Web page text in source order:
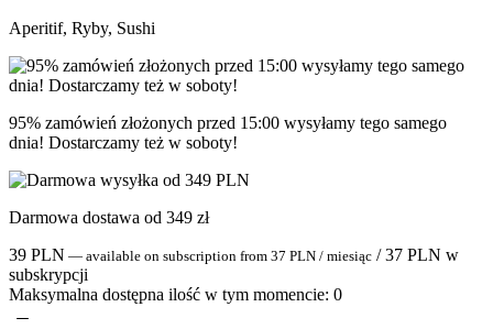
Aperitif, Ryby, Sushi
95% zamówień złożonych przed 15:00 wysyłamy tego samego
dnia! Dostarczamy też w soboty!
Darmowa dostawa od 349 zł
39 PLN — available on subscription from 37 PLN / miesiąc /37 PLN w
subskrypcji
Maksymalna dostępna ilość w tym momencie: 0